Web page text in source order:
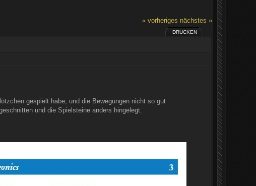
« vorheriges nächstes »
DRUCKEN
gespielt habe, und die Bewegungen nicht so gut
und die Spielsteine anders hingelegt.